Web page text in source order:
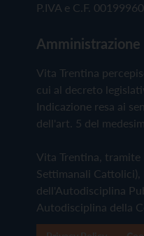
P.IVA e C.F.
Vita Trentina
cui al decreto
Indicazione resa ai
dell'art. 5 del
Vita Trentina, tramite
Settimanali
dell'Autodisciplina
Autodisciplina della